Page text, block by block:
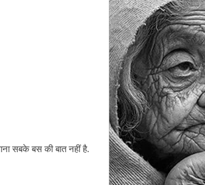
सबके बस की बात नहीं है.